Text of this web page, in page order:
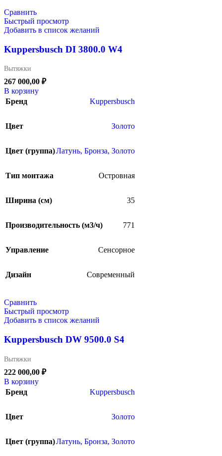
Сравнить
Быстрый просмотр
Добавить в список желаний
Kuppersbusch DI 3800.0 W4
Вытяжки
267 000,00 ₽
В корзину
Бренд
Kuppersbusch
Цвет Золото
Цвет (группа)Латунь, Бронза, Золото
Тип монтажа Островная
Ширина (см) 35
Производительность (м3/ч) 771
Управление Сенсорное
Дизайн Современный
Сравнить
Быстрый просмотр
Добавить в список желаний
Kuppersbusch DW 9500.0 S4
Вытяжки
222 000,00 ₽
В корзину
Бренд
Kuppersbusch
Цвет Золото
Цвет (группа)Латунь, Бронза, Золото